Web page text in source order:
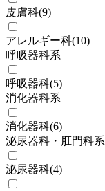
皮膚科(9)
アレルギー科(10)
呼吸器科系
呼吸器科(5)
消化器科系
消化器科(6)
泌尿器科・肛門科系
泌尿器科(4)